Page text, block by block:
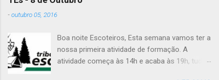
-outubro 05, 2016
Boa noite Escoteiros, Esta semana vamos ter a
nossa primeira atividade de formação. A
atividade começa às 14h e acaba às 19h, tudo